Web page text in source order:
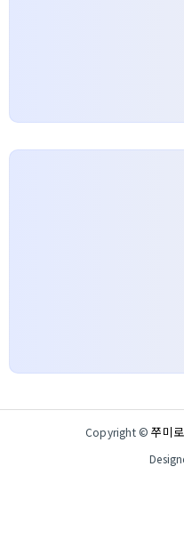
Copyright ©쭈미